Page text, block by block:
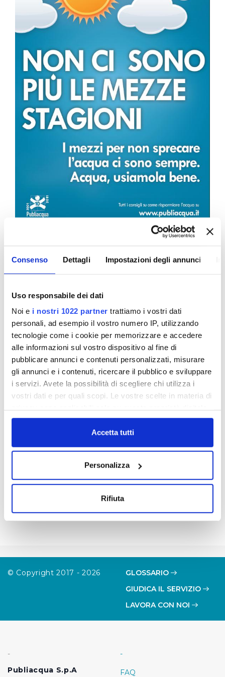
Consenso Dettagli Impostazioni degli annunci
Uso responsabile dei dati
Noi e i nostri 1022 partner trattiamo i vostri dati
personali, ad esempio il vostro numero IP, utilizzando
tecnologie come i cookie per memorizzare e accedere
alle informazioni sul vostro dispositivo al fine di
pubblicare annunci e contenuti personalizzati, misurare
gli annunci e i contenuti, ricercare il pubblico e sviluppare
i servizi. Avete la possibilità di scegliere chi utilizza i
vostri dati e per quali scopi. Le vostre scelte in materia di
in cui avete effettuato le vostre scelte. È possibile
modificare o revocare il proprio consenso in qualsiasi
momento dalla Dichiarazione sui cookie o facendo clic
Con il tuo consenso, vorremmo anche:
raccogliere informazioni sulla tua posizione
Approfondisci come vengono elaborati i tuoi dati personali
modificare o ritirare il tuo consenso in qualsiasi momento
la navigazione sulle pagine e l'accesso alle aree
protette. In linea con le preferenze manifestate
Accetta tutti
Personalizza
Rifiuta
10 Ottobre 2011
NON CI SONO PIÙ LE
MEZZE STAGIONI.
RISPARMIO IDRICO
....e la nostra campagna 2011 ne segue
l'andamento con un supplemento di uscite su
autobus e radio per sensibilizzare i cittadini sul
tema del risparmio idrico. Un uso consapevole
della risorsa che diventa ogni anno sempre più
importante anche in considerazione dei
© Copyright 2017 - 2026
GLOSSARIO
GIUDICA IL SERVIZIO
LAVORA CON NOI
-
Publiacqua S.p.A
-
FAQ